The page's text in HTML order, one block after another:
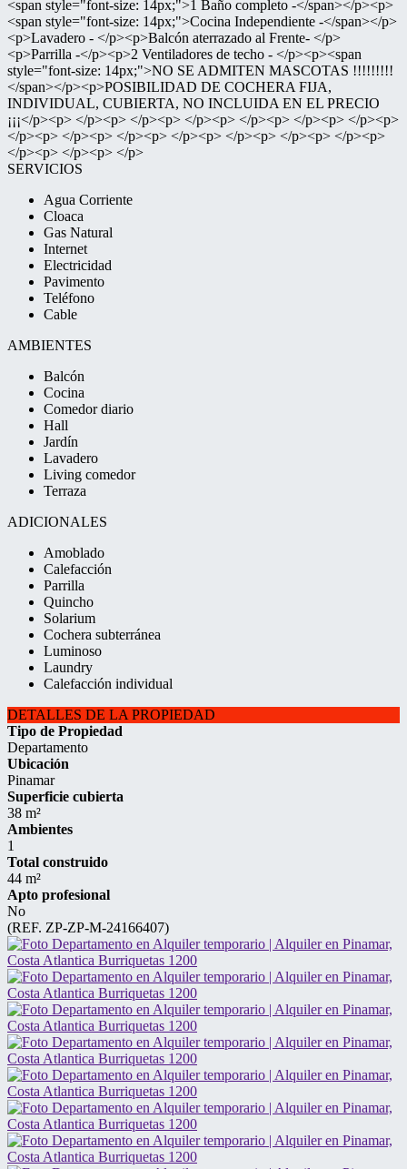
<span style="font-size: 14px;">1 Baño completo -</span></p><p>
<span style="font-size: 14px;">Cocina Independiente -</span></p>
<p>Lavadero - </p><p>Balcón aterrazado al Frente- </p>
<p>Parrilla -</p><p>2 Ventiladores de techo - </p><p><span
style="font-size: 14px;">NO SE ADMITEN MASCOTAS !!!!!!!!!
</span></p><p>POSIBILIDAD DE COCHERA FIJA,
INDIVIDUAL, CUBIERTA, NO INCLUIDA EN EL PRECIO
¡¡¡</p><p> </p><p> </p><p> </p><p> </p><p> </p><p> </p><p>
</p><p> </p><p> </p><p> </p><p> </p><p> </p><p> </p><p>
</p><p> </p><p> </p>
SERVICIOS
Agua Corriente
Cloaca
Gas Natural
Internet
Electricidad
Pavimento
Teléfono
Cable
AMBIENTES
Balcón
Cocina
Comedor diario
Hall
Jardín
Lavadero
Living comedor
Terraza
ADICIONALES
Amoblado
Calefacción
Parrilla
Quincho
Solarium
Cochera subterránea
Luminoso
Laundry
Calefacción individual
DETALLES DE LA PROPIEDAD
Tipo de Propiedad
Departamento
Ubicación
Pinamar
Superficie cubierta
38 m²
Ambientes
1
Total construido
44 m²
Apto profesional
No
(REF. ZP-ZP-M-24166407)